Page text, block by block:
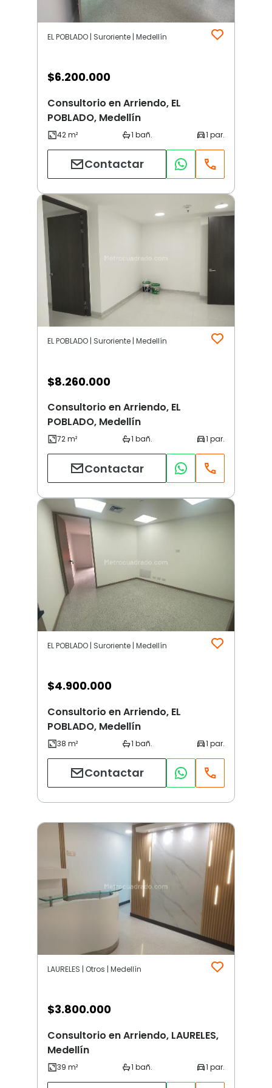
EL POBLADO | Suroriente | Medellín
$6.200.000
Consultorio en Arriendo, EL
POBLADO, Medellín
Contactar
EL POBLADO | Suroriente | Medellín
$8.260.000
Consultorio en Arriendo, EL
POBLADO, Medellín
Contactar
EL POBLADO | Suroriente | Medellín
$4.900.000
Consultorio en Arriendo, EL
POBLADO, Medellín
Contactar
LAURELES | Otros | Medellín
$3.800.000
Consultorio en Arriendo, LAURELES,
Medellín